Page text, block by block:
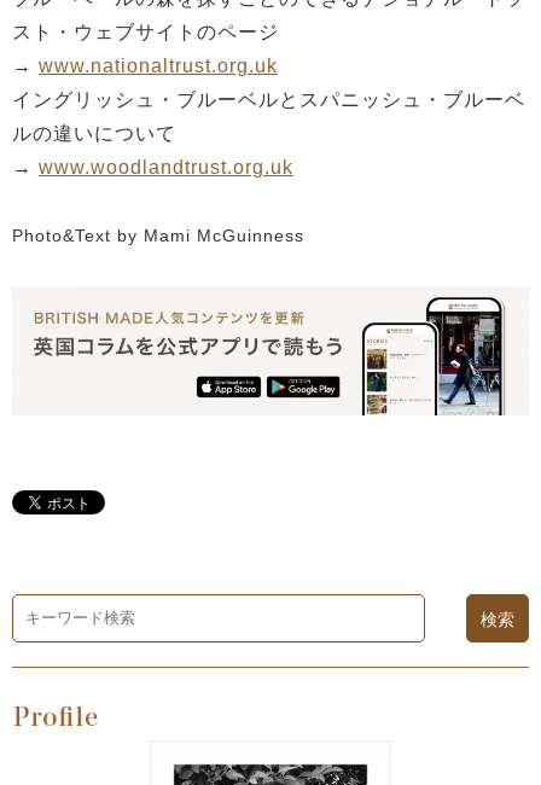
スト・ウェブサイトのページ
→ www.nationaltrust.org.uk
イングリッシュ・ブルーベルとスパニッシュ・ブルーベ
ルの違いについて
→ www.woodlandtrust.org.uk
Photo&Text by Mami McGuinness